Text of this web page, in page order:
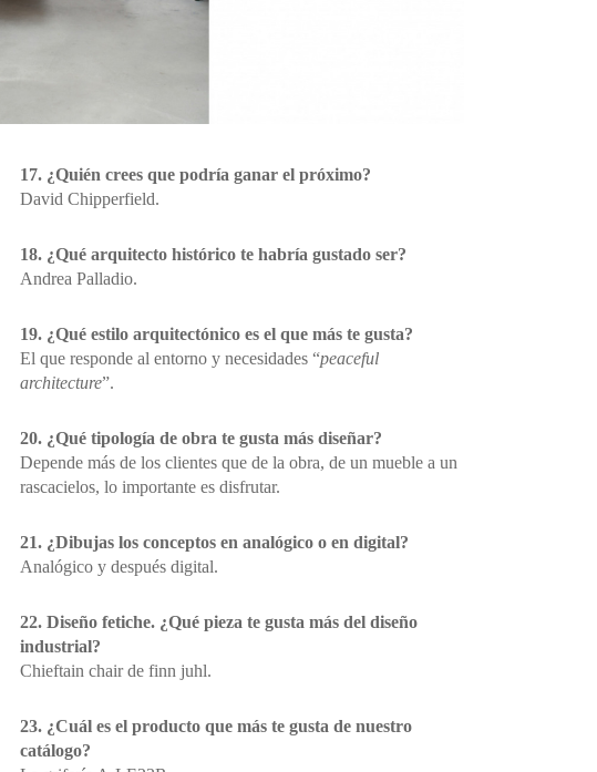
17. ¿Quién crees que podría ganar el próximo?
David Chipperfield.
18. ¿Qué arquitecto histórico te habría gustado ser?
Andrea Palladio.
19. ¿Qué estilo arquitectónico es el que más te gusta?
El que responde al entorno y necesidades “peaceful
architecture”.
20. ¿Qué tipología de obra te gusta más diseñar?
Depende más de los clientes que de la obra, de un mueble a un
rascacielos, lo importante es disfrutar.
21. ¿Dibujas los conceptos en analógico o en digital?
Analógico y después digital.
22. Diseño fetiche. ¿Qué pieza te gusta más del diseño
industrial?
Chieftain chair de finn juhl.
23. ¿Cuál es el producto que más te gusta de nuestro
catálogo?